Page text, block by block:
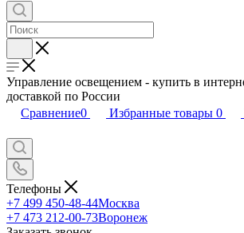
Управление освещением - купить в
доставкой по России
Сравнение0 Избранные товары 0
Телефоны
+7 499 450-48-44Москва
+7 473 212-00-73Воронеж